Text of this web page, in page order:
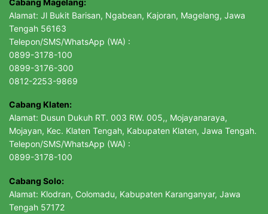
Alamat: Jl Bukit Barisan, Ngabean, Kajoran, Magelang, Jawa
Tengah 56163
Telepon/SMS/WhatsApp (WA) :
0899-3178-100
0899-3176-300
0812-2253-9869
Cabang Klaten:
Alamat: Dusun Dukuh RT. 003 RW. 005,, Mojayanaraya,
Mojayan, Kec. Klaten Tengah, Kabupaten Klaten, Jawa Tengah.
Telepon/SMS/WhatsApp (WA) :
0899-3178-100
Cabang Solo:
Alamat: Klodran, Colomadu, Kabupaten Karanganyar, Jawa
Tengah 57172